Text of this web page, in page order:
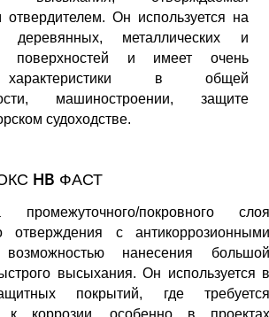
Он используется на
металлических и
поверхностей и имеет очень
в общей
машиностроении, защите
судоходстве.
HB ФАСТ
покровного слоя
отверждения с антикоррозионными
возможностью нанесения большой
высыхания. Он используется в
покрытий, где требуется
к коррозии, особенно в проектах